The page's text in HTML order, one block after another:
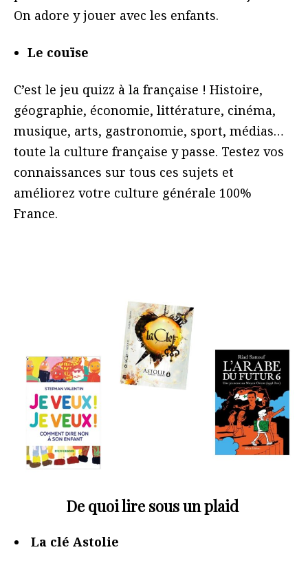
On adore y jouer avec les enfants.
Le couïse
C’est le jeu quizz à la française ! Histoire,
géographie, économie, littérature, cinéma,
musique, arts, gastronomie, sport, médias…
toute la culture française y passe. Testez vos
connaissances sur tous ces sujets et
améliorez votre culture générale 100%
France.
De quoi lire sous un plaid
La clé Astolie